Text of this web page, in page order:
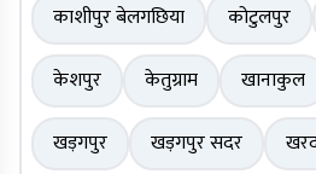
काशीपुर बेलगछिया
कोटुलपुर
केशपुर
केतुग्राम खानाकुल
खड़गपुर
खड़गपुर सदर